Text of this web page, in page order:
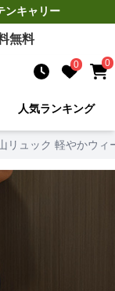
ンキャリー
無料
0 0
人気ランキング
リュック 軽やかウィ